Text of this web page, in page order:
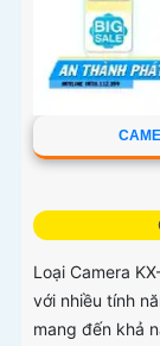
Loại Camera
với nhiều tính
mang đến khả